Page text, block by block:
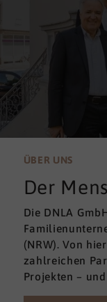
ÜBER UNS
Der
Die DNLA
(NRW). Von
zahlreichen
Projekten –